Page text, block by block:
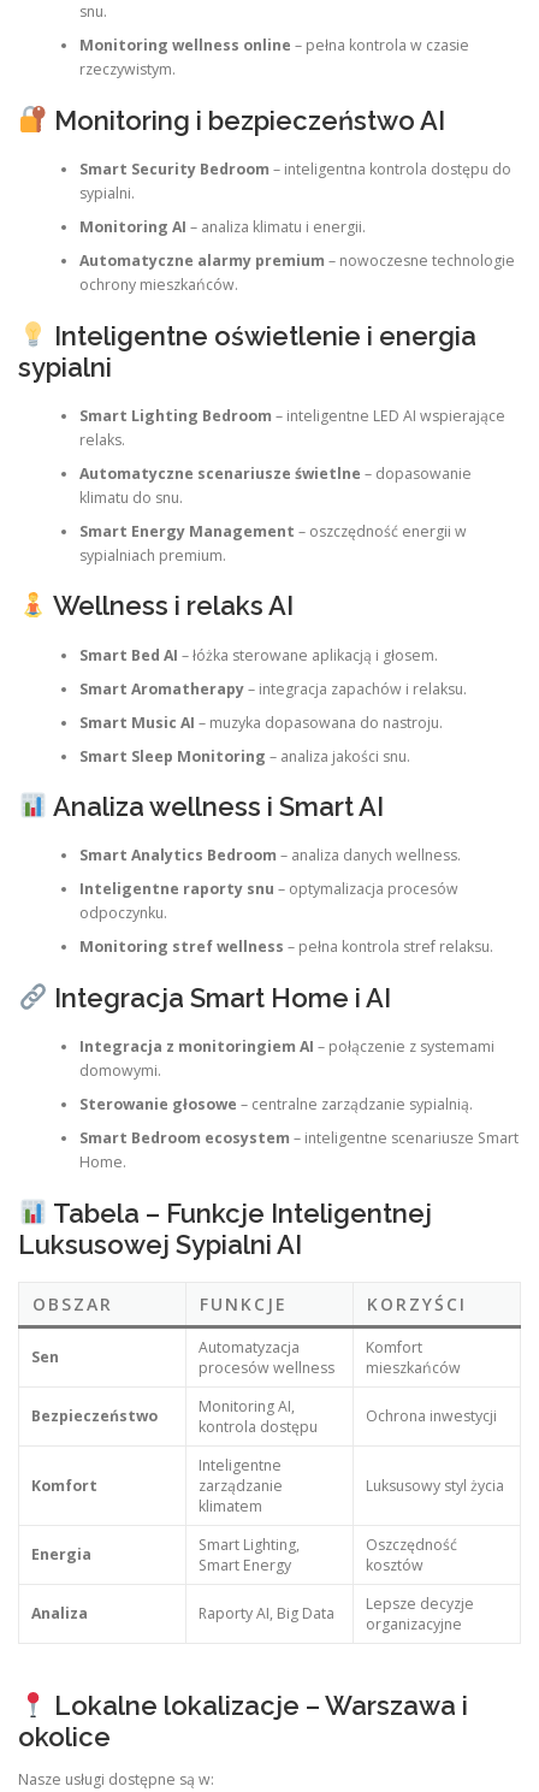
snu.
Monitoring wellness online – pełna kontrola w czasie
rzeczywistym.
Monitoring i bezpieczeństwo AI
Smart Security Bedroom – inteligentna kontrola dostępu do
sypialni.
Monitoring AI – analiza klimatu i energii.
Automatyczne alarmy premium – nowoczesne technologie
ochrony mieszkańców.
Inteligentne oświetlenie i energia
sypialni
Smart Lighting Bedroom – inteligentne LED AI wspierające
relaks.
Automatyczne scenariusze świetlne – dopasowanie
klimatu do snu.
Smart Energy Management – oszczędność energii w
sypialniach premium.
Wellness i relaks AI
Smart Bed AI – łóżka sterowane aplikacją i głosem.
Smart Aromatherapy– integracja zapachów i relaksu.
Smart Music AI – muzyka dopasowana do nastroju.
Smart Sleep Monitoring – analiza jakości snu.
Analiza wellness i Smart AI
Smart Analytics Bedroom – analiza danych wellness.
Inteligentne raporty snu – optymalizacja procesów
odpoczynku.
Monitoring stref wellness – pełna kontrola stref relaksu.
Integracja Smart Home i AI
Integracja z monitoringiem AI – połączenie z systemami
domowymi.
Sterowanie głosowe – centralne zarządzanie sypialnią.
Smart Bedroom ecosystem – inteligentne scenariusze Smart
Home.
Tabela – Funkcje Inteligentnej
Luksusowej Sypialni AI
OBSZAR FUNKCJE KORZYŚCI
Sen
Automatyzacja
procesów wellness
Komfort
mieszkańców
Bezpieczeństwo
Monitoring AI,
kontrola dostępu
Ochrona inwestycji
Komfort
Inteligentne
zarządzanie
klimatem
Luksusowy styl życia
Energia
Smart Lighting,
Smart Energy
Oszczędność
kosztów
Analiza Raporty AI, Big Data
Lepsze decyzje
organizacyjne
Lokalne lokalizacje – Warszawa i
okolice
Nasze usługi dostępne są w: